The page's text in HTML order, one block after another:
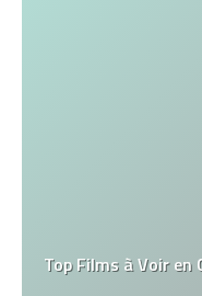
Top Films à Voir en